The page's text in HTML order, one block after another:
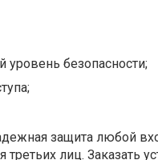
безопасности;
защита любой
лиц. Заказать